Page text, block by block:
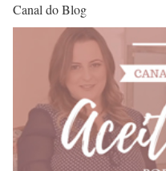
Canal do Blog